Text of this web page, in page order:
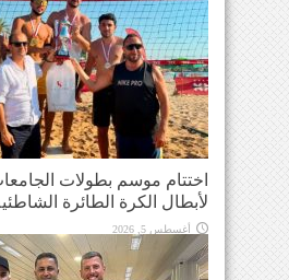
اختتام موسم بطولات
لأبطال الكرة الطائرة
أغسطس 5, 2026